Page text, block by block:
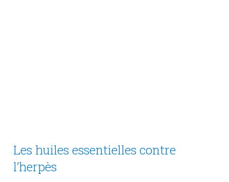
Les huiles essentielles contre
l’herpès